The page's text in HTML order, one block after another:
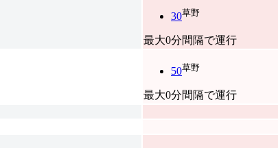
30草野
最大0分間隔で運行
50草野
最大0分間隔で運行